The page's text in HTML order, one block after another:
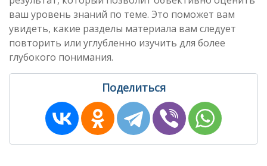
ваш уровень знаний по теме. Это поможет вам
увидеть, какие разделы материала вам следует
повторить или углубленно изучить для более
глубокого понимания.
Поделиться